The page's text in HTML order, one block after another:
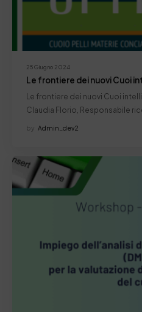
25 Giugno 2024
Le frontiere dei nuovi Cuoi
Le frontiere dei nuovi Cuoi
Claudia Florio, Responsabile
by Admin_dev2